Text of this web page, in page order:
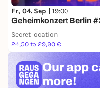
Fr, 04. Sep | 19:00
Geheimkonzert Berlin
Secret location
24,50 to 29,90 €
Our app
more!